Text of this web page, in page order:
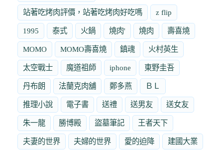
站著吃烤肉評價，站著吃烤肉好吃嗎 z flip
1995 泰式 火鍋 燒肉' 燒肉 壽喜燒
MOMO MOMO壽喜燒 鎮魂 火村英生
太空戰士 魔道祖師 iphone 東野圭吾
丹布朗 法蘭克肉舖 鄭多燕 ＢＬ
推理小說 電子書 送禮 送男友 送女友
朱一龍 勝博殿 盜墓筆記 王者天下
夫妻的世界 夫婦的世界 愛的迫降 建國大業